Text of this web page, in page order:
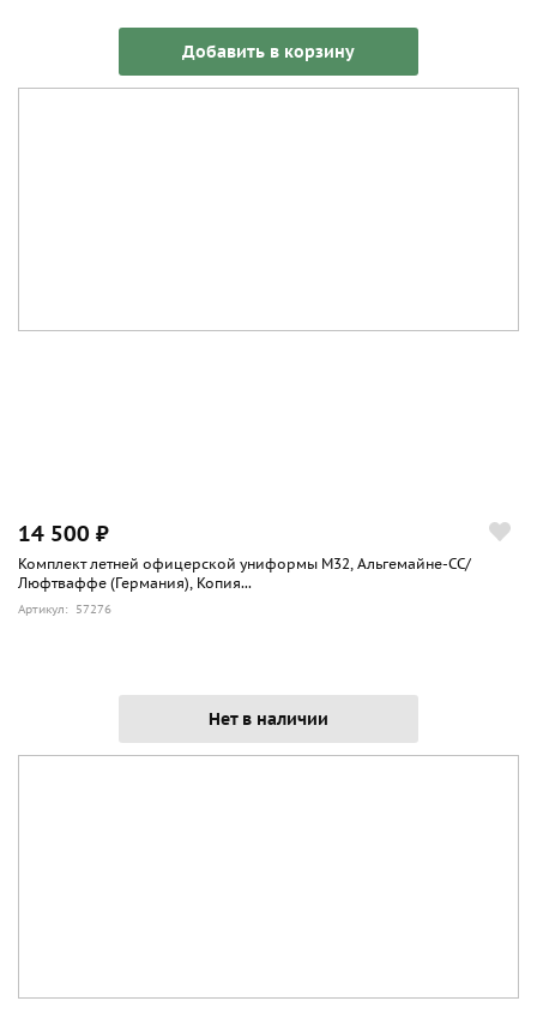
Добавить в корзину
14 500 ₽
Комплект летней офицерской униформы М32, Альгемайне-СС/
Люфтваффе (Германия), Копия...
Артикул: 57276
Нет в наличии